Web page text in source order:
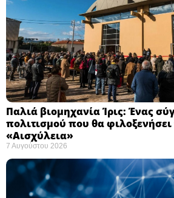
Παλιά βιομηχανία Ίρις: Ένας
πολιτισμού που θα
«Αισχύλεια» ​
7 Αυγούστου 2026